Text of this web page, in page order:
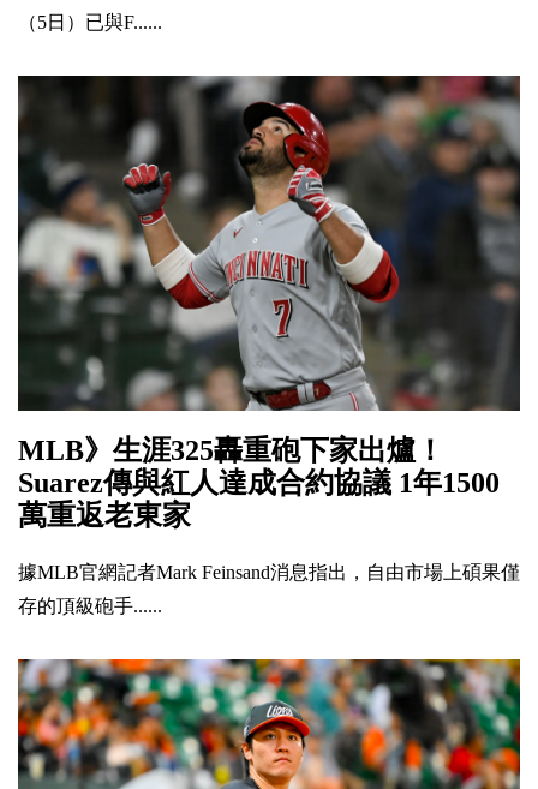
（5日）已與F......
MLB》生涯325轟重砲下家出爐！
Suarez傳與紅人達成合約協議 1年1500
萬重返老東家
據MLB官網記者Mark Feinsand消息指出，自由市場上碩果僅
存的頂級砲手......